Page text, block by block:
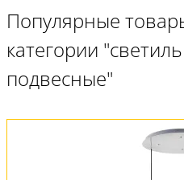
Популярные
категории
подвесные"